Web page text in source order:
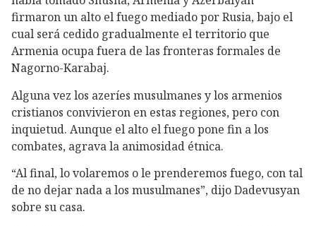
firmaron un alto el fuego mediado por Rusia, bajo el
cual será cedido gradualmente el territorio que
Armenia ocupa fuera de las fronteras formales de
Nagorno-Karabaj.
Alguna vez los azeríes musulmanes y los armenios
cristianos convivieron en estas regiones, pero con
inquietud. Aunque el alto el fuego pone fin a los
combates, agrava la animosidad étnica.
“Al final, lo volaremos o le prenderemos fuego, con tal
de no dejar nada a los musulmanes”, dijo Dadevusyan
sobre su casa.